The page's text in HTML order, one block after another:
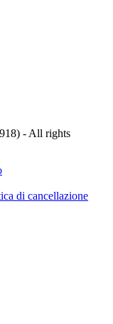
- All rights
di cancellazione